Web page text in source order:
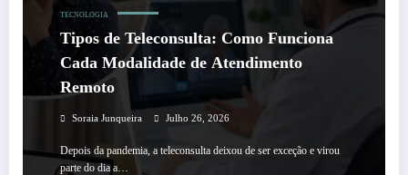
TECNOLOGIA
Tipos de Teleconsulta: Como Funciona
Cada Modalidade de Atendimento
Remoto
Soraia Junqueira Julho 26, 2026
Depois da pandemia, a teleconsulta deixou de ser exceção e virou
parte do dia a…